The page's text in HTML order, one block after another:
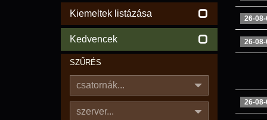
Kiemeltek listázása
Kedvencek
SZŰRÉS
csatornák...
szerver...
26-
26-
26-